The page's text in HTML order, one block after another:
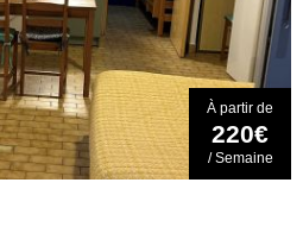
À partir de
220€
/ Semaine